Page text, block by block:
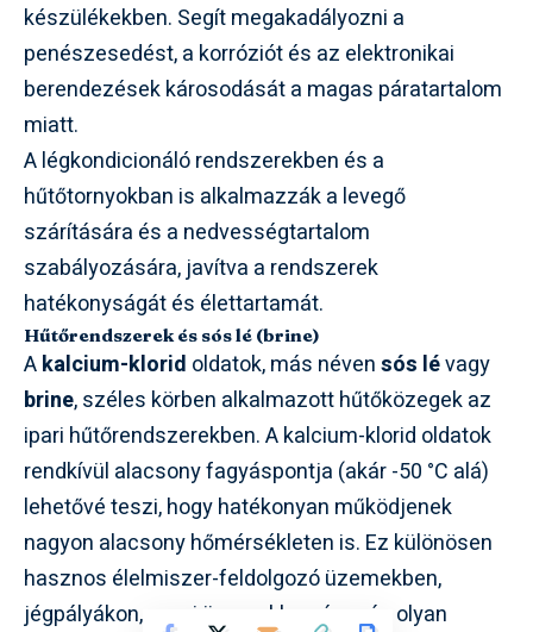
készülékekben. Segít megakadályozni a
penészesedést, a korróziót és az elektronikai
berendezések károsodását a magas páratartalom
miatt.
A légkondicionáló rendszerekben és a
hűtőtornyokban is alkalmazzák a levegő
szárítására és a nedvességtartalom
szabályozására, javítva a rendszerek
hatékonyságát és élettartamát.
Hűtőrendszerek és sós lé (brine)
Akalcium-klorid oldatok, más névensós lévagy
brine, széles körben alkalmazott hűtőközegek az
ipari hűtőrendszerekben. A kalcium-klorid oldatok
rendkívül alacsony fagyáspontja (akár -50 °C alá)
lehetővé teszi, hogy hatékonyan működjenek
nagyon alacsony hőmérsékleten is. Ez különösen
hasznos élelmiszer-feldolgozó üzemekben,
jégpályákon, vegyi üzemekben és más olyan